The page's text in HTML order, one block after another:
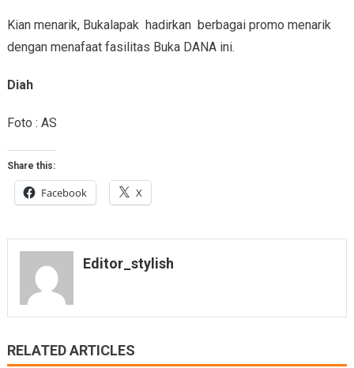
Kian menarik, Bukalapak hadirkan berbagai promo menarik
dengan menafaat fasilitas Buka DANA ini.
Diah
Foto : AS
Share this:
Facebook X
Editor_stylish
RELATED ARTICLES